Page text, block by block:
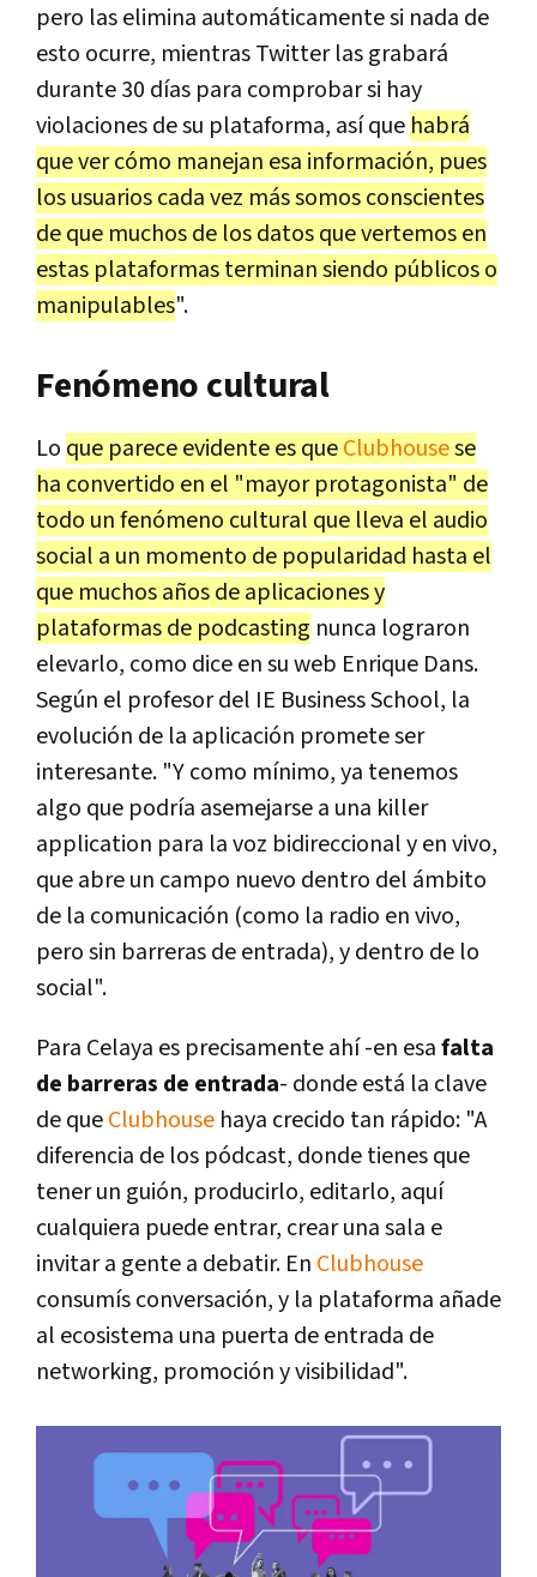
pero las elimina automáticamente si nada de
esto ocurre, mientras Twitter las grabará
durante 30 días para comprobar si hay
violaciones de su plataforma, así que habrá
que ver cómo manejan esa información, pues
los usuarios cada vez más somos conscientes
de que muchos de los datos que vertemos en
estas plataformas terminan siendo públicos o
manipulables".
Fenómeno cultural
Lo que parece evidente es queClubhousese
ha convertido en el "mayor protagonista" de
todo un fenómeno cultural que lleva el audio
social a un momento de popularidad hasta el
que muchos años de aplicaciones y
plataformas de podcasting nunca lograron
elevarlo, como dice en su web Enrique Dans.
Según el profesor del IE Business School, la
evolución de la aplicación promete ser
interesante. "Y como mínimo, ya tenemos
algo que podría asemejarse a una killer
application para la voz bidireccional y en vivo,
que abre un campo nuevo dentro del ámbito
de la comunicación (como la radio en vivo,
pero sin barreras de entrada), y dentro de lo
social".
Para Celaya es precisamente ahí -en esafalta
de barreras de entrada- donde está la clave
de queClubhouse haya crecido tan rápido: "A
diferencia de los pódcast, donde tienes que
tener un guión, producirlo, editarlo, aquí
cualquiera puede entrar, crear una sala e
invitar a gente a debatir. En Clubhouse
consumís conversación, y la plataforma añade
al ecosistema una puerta de entrada de
networking, promoción y visibilidad".